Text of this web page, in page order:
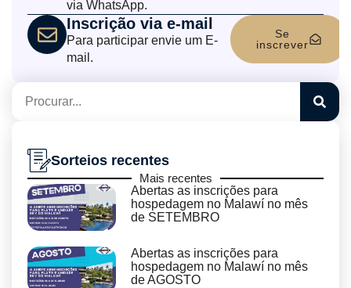
via WhatsApp.
Inscrição via e-mail
Para participar envie um E-
mail.
Se
inscrever
Sorteios recentes
Mais recentes
Abertas as inscrições para
hospedagem no Malawí no mês
de SETEMBRO
Abertas as inscrições para
hospedagem no Malawí no mês
de AGOSTO